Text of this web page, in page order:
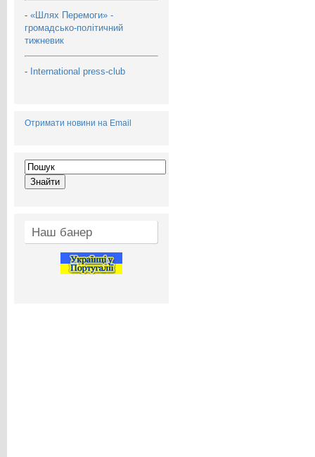
- «Шлях Перемоги» -
громадсько-політичний
тижневик
- International press-club
Отримати новини на Email
Наш банер